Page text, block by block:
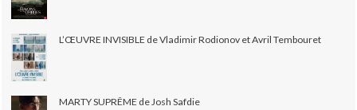
L’ŒUVRE INVISIBLE de Vladimir Rodionov et Avril Tembouret
MARTY SUPRÊME de Josh Safdie